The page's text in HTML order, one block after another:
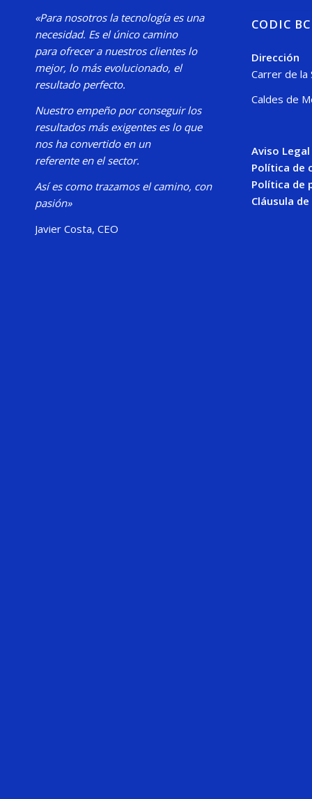
«Para nosotros la tecnología es una
necesidad. Es el único camino
para ofrecer a nuestros clientes lo
mejor, lo más evolucionado, el
resultado perfecto.
Nuestro empeño por conseguir los
resultados más exigentes es lo que
nos ha convertido en un
referente en el sector.
Así es como trazamos el camino, con
pasión»
Javier Costa, CEO
CODIC
Dirección
Carrer de la
Caldes de
Aviso Legal
Política de
Política de
Cláusula